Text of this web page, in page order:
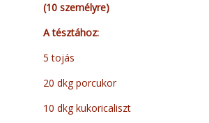
(10 személyre)
A tésztához:
5 tojás
20 dkg porcukor
10 dkg kukoricaliszt